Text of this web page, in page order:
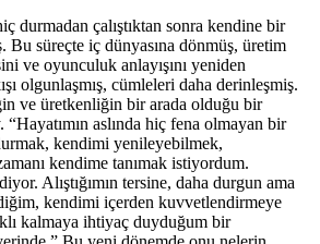
durmadan çalıştıktan sonra kendine bir
Bu süreçte iç dünyasına dönmüş, üretim
ve oyunculuk anlayışını yeniden
olgunlaşmış, cümleleri daha derinleşmiş.
ve üretkenliğin bir arada olduğu bir
“Hayatımın aslında hiç fena olmayan bir
kendimi yenileyebilmek,
kendime tanımak istiyordum.
Alıştığımın tersine, daha durgun ama
kendimi içerden kuvvetlendirmeye
kalmaya ihtiyaç duyduğum bir